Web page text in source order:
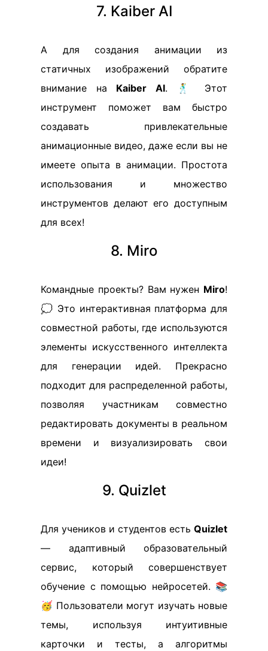
7. Kaiber AI
А для создания анимации из
статичных изображений обратите
внимание на Kaiber AI. 🕺 Этот
инструмент поможет вам быстро
создавать привлекательные
анимационные видео, даже если вы не
имеете опыта в анимации. Простота
использования и множество
инструментов делают его доступным
для всех!
8. Miro
Командные проекты? Вам нужен Miro!
💭 Это интерактивная платформа для
совместной работы, где используются
элементы искусственного интеллекта
для генерации идей. Прекрасно
подходит для распределенной работы,
позволяя участникам совместно
редактировать документы в реальном
времени и визуализировать свои
идеи!
9. Quizlet
Для учеников и студентов есть Quizlet
— адаптивный образовательный
сервис, который совершенствует
обучение с помощью нейросетей. 📚
🥳 Пользователи могут изучать новые
темы, используя интуитивные
карточки и тесты, а алгоритмы